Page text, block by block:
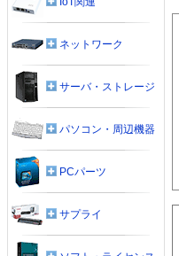
ネットワーク
サーバ・ストレージ
パソコン・周辺機器
PCパーツ
サプライ